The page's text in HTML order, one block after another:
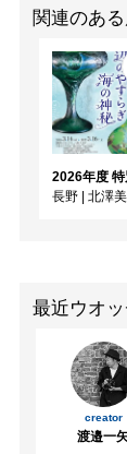
関連のあ
長野 | 北澤
最近ウオ
creator
渡邉一